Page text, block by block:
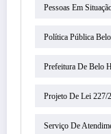
Pessoas Em
Política Pública
Prefeitura De Belo
Projeto De Lei 227/
Serviço De